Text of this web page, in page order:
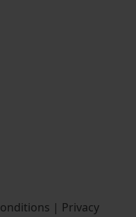
| Privacy